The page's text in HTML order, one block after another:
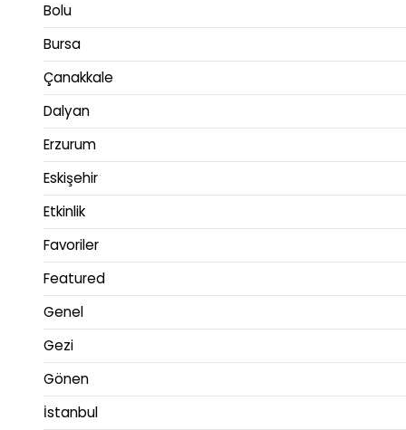
Bolu
Bursa
Çanakkale
Dalyan
Erzurum
Eskişehir
Etkinlik
Favoriler
Featured
Genel
Gezi
Gönen
İstanbul